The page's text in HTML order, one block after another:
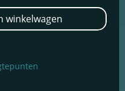
winkelwagen